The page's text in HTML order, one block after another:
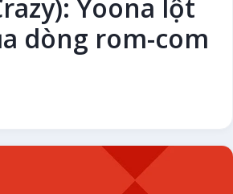
MỚI
Yoona lột
dòng rom-com